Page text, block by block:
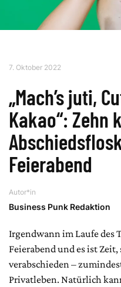
7. Oktober 2022
„Mach’s juti,
Kakao“: Zehn
Feierabend
Autor*in
Business Punk Redaktion
Irgendwann im Laufe des
Feierabend und es ist Zeit,
verabschieden –
Privatleben. Natürlich